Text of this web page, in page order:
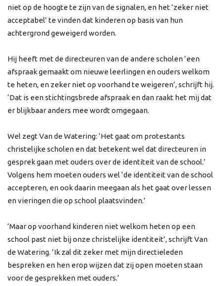
niet op de hoogte te zijn van de signalen, en het ‘zeker niet
acceptabel’ te vinden dat kinderen op basis van hun
achtergrond geweigerd worden.
Hij heeft met de directeuren van de andere scholen ‘een
afspraak gemaakt om nieuwe leerlingen en ouders welkom
te heten, en zeker niet op voorhand te weigeren’, schrijft hij.
‘Dat is een stichtingsbrede afspraak en dan raakt het mij dat
er blijkbaar anders mee wordt omgegaan.
Wel zegt Van de Watering: ‘Het gaat om protestants
christelijke scholen en dat betekent wel dat directeuren in
gesprek gaan met ouders over de identiteit van de school.’
Volgens hem moeten ouders wel ‘de identiteit van de school
accepteren, en ook daarin meegaan als het gaat over lessen
en vieringen die op school plaatsvinden.’
‘Maar op voorhand kinderen niet welkom heten op een
school past niet bij onze christelijke identiteit’, schrijft Van
de Watering. ‘Ik zal dit zeker met mijn directieleden
bespreken en hen erop wijzen dat zij open moeten staan
voor de gesprekken met ouders.’